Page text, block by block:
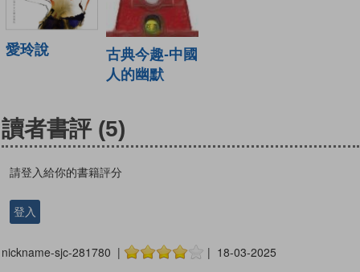
愛玲說
古典今趣-中國
人的幽默
讀者書評 (5)
請登入給你的書籍評分
登入
nickname-sjc-281780 | | 18-03-2025